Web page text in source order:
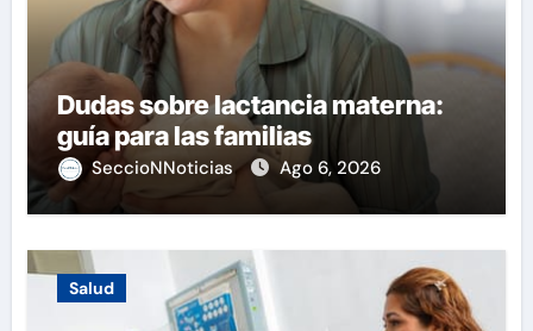
Dudas sobre lactancia materna:
guía para las familias
SeccioNNoticias Ago 6, 2026
Salud